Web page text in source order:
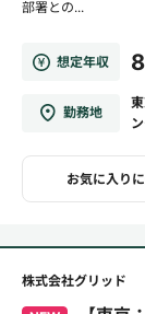
部署との...
想定年収
勤務地
お気に入り
株式会社グリッド